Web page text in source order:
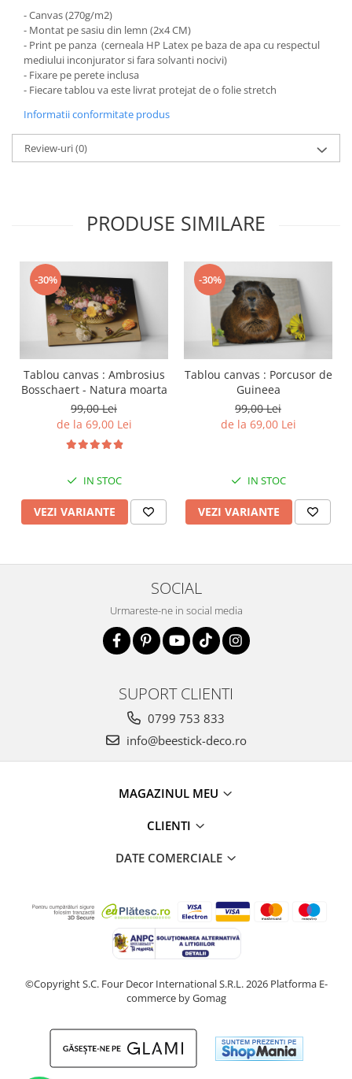
Stickere tip tablou
- Canvas (270g/m2)
- Montat pe sasiu din lemn (2x4 CM)
- Print pe panza (cerneala HP Latex pe baza de apa cu respectul
mediului inconjurator si fara solvanti nocivi)
- Fixare pe perete inclusa
- Fiecare tablou va este livrat protejat de o folie stretch
Informatii conformitate produs
Review-uri(0)
PRODUSE SIMILARE
-30%
Tablou canvas : Ambrosius
Bosschaert - Natura moarta
99,00 Lei
de la 69,00 Lei
IN STOC
VEZI VARIANTE
-30%
Tablou canvas : Porcusor de
Guineea
99,00 Lei
de la 69,00 Lei
IN STOC
VEZI VARIANTE
SOCIAL
Urmareste-ne in social media
SUPORT CLIENTI
0799 753 833
info@beestick-deco.ro
MAGAZINUL MEU
CLIENTI
DATE COMERCIALE
©Copyright S.C. Four Decor International S.R.L. 2026 Platforma E-
commerce by Gomag